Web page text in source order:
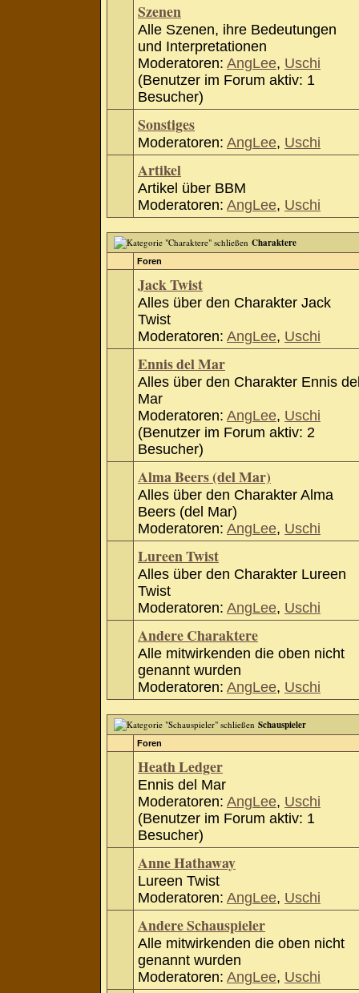
Szenen
Alle Szenen, ihre Bedeutungen
und Interpretationen
Moderatoren: AngLee, Uschi
(Benutzer im Forum aktiv: 1
Besucher)
Sonstiges
Moderatoren: AngLee, Uschi
Artikel
Artikel über BBM
Moderatoren: AngLee, Uschi
Charaktere
Foren
Jack Twist
Alles über den Charakter Jack
Twist
Moderatoren: AngLee, Uschi
Ennis del Mar
Alles über den Charakter Ennis
Mar
Moderatoren: AngLee, Uschi
(Benutzer im Forum aktiv: 2
Besucher)
Alma Beers (del Mar)
Alles über den Charakter Alma
Beers (del Mar)
Moderatoren: AngLee, Uschi
Lureen Twist
Alles über den Charakter Lureen
Twist
Moderatoren: AngLee, Uschi
Andere Charaktere
Alle mitwirkenden die oben nicht
genannt wurden
Moderatoren: AngLee, Uschi
Schauspieler
Foren
Heath Ledger
Ennis del Mar
Moderatoren: AngLee, Uschi
(Benutzer im Forum aktiv: 1
Besucher)
Anne Hathaway
Lureen Twist
Moderatoren: AngLee, Uschi
Andere Schauspieler
Alle mitwirkenden die oben nicht
genannt wurden
Moderatoren: AngLee, Uschi